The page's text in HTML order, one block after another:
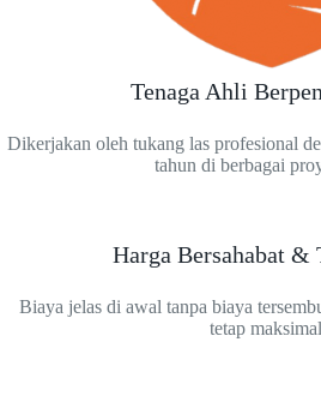
Tenaga Ahli
Dikerjakan oleh tukang las profesional
tahun di berbagai
Harga Bersahabat &
Biaya jelas di awal tanpa biaya
tetap